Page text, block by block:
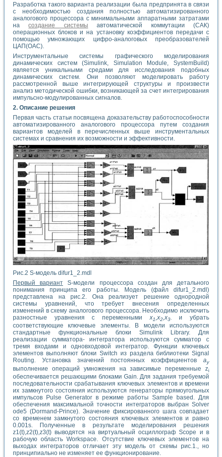
Разработка такого варианта реализации была предпринята в связи
с необходимостью создания полностью автоматизированного
аналогового процессора с минимальными аппаратными затратами
насоздание системы автоматической коммутации (САК)
операционных блоков и на установку коэффициентов передачи с
помощью умножающих цифро-аналоговых преобразователей
ЦАП(ОАС).
Инструментальные системы графического моделирования
динамических систем (Simulink, Simulation Module, SystemBuild)
является уникальными средами для исследования подобных
динамических систем. Они позволяют моделировать работу
рассмотренной выше интегрирующей структуры и произвести
анализ методической ошибки, возникающей за счет интегрирования
импульсно-модулированных сигналов.
2. Описание решения
Первая часть статьи посвящена доказательству работоспособности
автоматизированного аналогового процессора путем создания
вариантов моделей в перечисленных выше инструментальных
системах и сравнения их возможности и эффективности.
Рис.2 S-модель difur1_2.mdl
Первый
вариант S-модели процессора создан для детального
понимания принципа его работы. Модель (файл difur1_2.mdl)
представлена на рис.2. Она реализует решение однородной
системы уравнений, что требует внесения определенных
изменений в схему аналогового процессора. Необходимо исключить
разностные уравнения с переменнымих1,х2,х3.и убрать
соответствующие ключевые элементы. В модели используются
стандартные функциональные блоки Simulink Library. Для
реализации сумматора- интегратора используются сумматор с
тремя входами и одновходовой интегратор. Функции ключевых
элементов выполняют блоки Switch из раздела библиотеки Signal
Routing. Установка значений постоянных коэффициентов ay
выполнение операций умножения на зависимые переменные zi
обеспечивается решающими блоками Gain. Для задания требуемой
последовательности срабатывания ключевых элементов и времени
их замкнутого состояния используются генераторы прямоугольных
импульсов Pulse Generator в режиме работы Sample based. Для
обеспечения максимальной точности интеграторов выбран Solver
ode5 (Dormand-Prince). Значение фиксированного шага совпадает
со временем замкнутого состояния ключевых элементов и равно
0.001s. Полученные в результате моделирования решения
z1(t),z2(t),z3(t) выводятся на виртуальный осциллограф Scope и в
рабочую область Workspace. Отсутствие ключевых элементов на
выходах интеграторов отличает эту модель от схемы рис.1., но
принципиально не изменяет ее функционирование.